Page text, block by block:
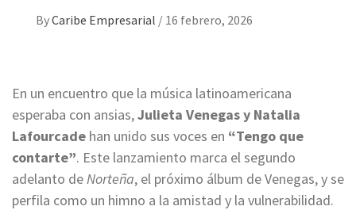
ByCaribe Empresarial / 16 febrero, 2026
En un encuentro que la música latinoamericana
esperaba con ansias,Julieta Venegas y Natalia
Lafourcade han unido sus voces en “Tengo que
contarte”. Este lanzamiento marca el segundo
adelanto deNorteña, el próximo álbum de Venegas, y se
perfila como un himno a la amistad y la vulnerabilidad.